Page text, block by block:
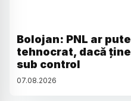
Bolojan: PNL ar
tehnocrat, dacă
sub control
07.08.2026